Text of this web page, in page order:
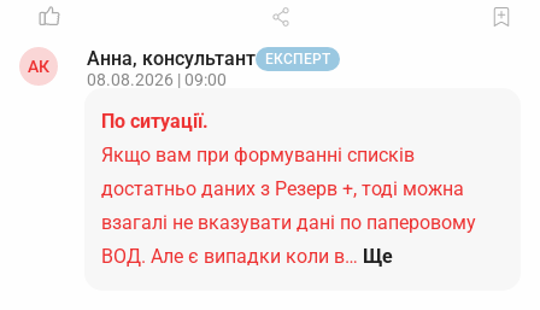
АК Анна, консультант ЕКСПЕРТ
08.08.2026 | 09:00
По ситуації.
Якщо вам при формуванні списків
достатньо даних з Резерв +, тоді можна
взагалі не вказувати дані по паперовому
ВОД. Але є випадки коли в… Ще